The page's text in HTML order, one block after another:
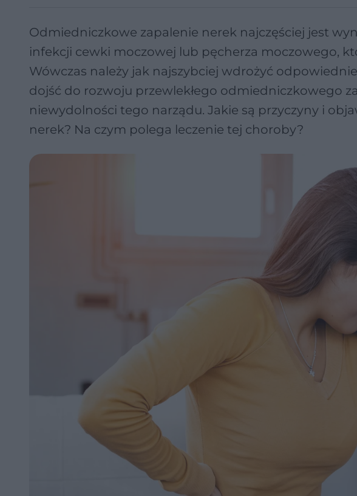
Odmiedniczkowe zapalenie nerek najczęściej jest
infekcji cewki moczowej lub pęcherza moczowego,
Wówczas należy jak najszybciej wdrożyć
dojść do rozwoju przewlekłego odmiedniczkowego
niewydolności tego narządu. Jakie są przyczyny i
nerek? Na czym polega leczenie tej choroby?